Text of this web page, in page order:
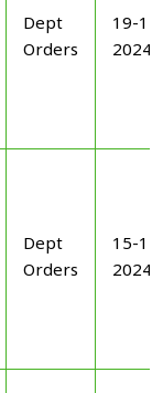
Dept
Orders
19-
2024
Dept
Orders
15-
2024